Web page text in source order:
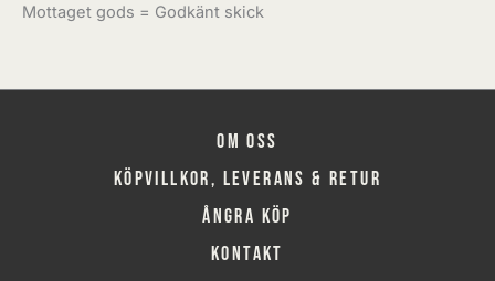
Mottaget gods = Godkänt skick
Om oss
Köpvillkor, leverans & retur
Ångra köp
Kontakt